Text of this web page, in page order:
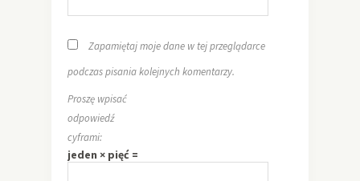
Zapamiętaj moje dane w tej przeglądarce
podczas pisania kolejnych komentarzy.
Proszę wpisać
odpowiedź
cyframi:
jeden × pięć =